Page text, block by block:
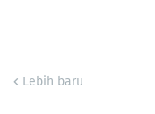
Lebih baru